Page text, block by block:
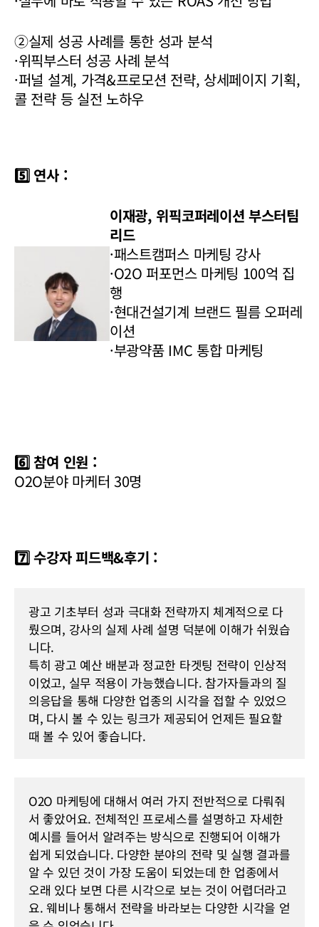
②실제 성공 사례를 통한 성과 분석
·위픽부스터 성공 사례 분석
·퍼널 설계, 가격&프로모션 전략, 상세페이지 기획,
콜 전략 등 실전 노하우
5️⃣ 연사 :
이재광, 위픽코퍼레이션 부스터팀
리드
·패스트캠퍼스 마케팅 강사
·O2O 퍼포먼스 마케팅 100억 집
행
·현대건설기계 브랜드 필름 오퍼레
이션
·부광약품 IMC 통합 마케팅
6️⃣ 참여 인원 :
O2O분야 마케터 30명
7️⃣ 수강자 피드백&후기 :
광고 기초부터 성과 극대화 전략까지 체계적으로 다
뤘으며, 강사의 실제 사례 설명 덕분에 이해가 쉬웠습
니다.
특히 광고 예산 배분과 정교한 타겟팅 전략이 인상적
이었고, 실무 적용이 가능했습니다. 참가자들과의 질
의응답을 통해 다양한 업종의 시각을 접할 수 있었으
며, 다시 볼 수 있는 링크가 제공되어 언제든 필요할
때 볼 수 있어 좋습니다.
O2O 마케팅에 대해서 여러 가지 전반적으로 다뤄줘
서 좋았어요. 전체적인 프로세스를 설명하고 자세한
예시를 들어서 알려주는 방식으로 진행되어 이해가
쉽게 되었습니다. 다양한 분야의 전략 및 실행 결과를
알 수 있던 것이 가장 도움이 되었는데 한 업종에서
오래 있다 보면 다른 시각으로 보는 것이 어렵더라고
요. 웨비나 통해서 전략을 바라보는 다양한 시각을 얻